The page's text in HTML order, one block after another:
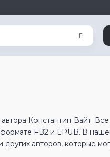
Константин Вайт. Все
FB2 и EPUB. В
авторов, которые